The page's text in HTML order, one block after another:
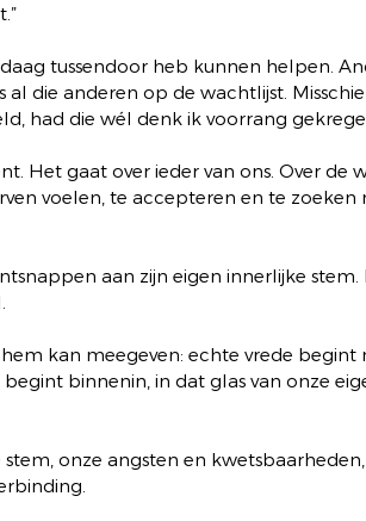
tussendoor heb kunnen helpen.
die anderen op de wachtlijst.
had die wél denk ik voorrang
Het gaat over ieder van ons. Over de
voelen, te accepteren en te zoeken
aan zijn eigen innerlijke stem.
kan meegeven: echte vrede begint
binnenin, in dat glas van onze
onze angsten en